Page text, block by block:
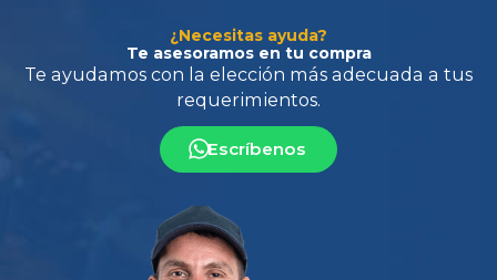
¿Necesitas ayuda?
Te asesoramos en tu compra
Escríbenos